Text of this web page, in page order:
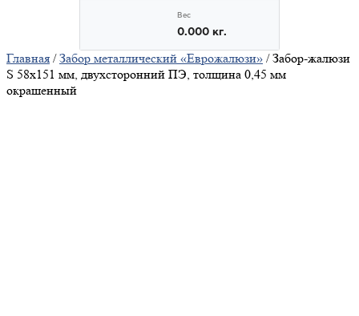
Главная /Забор металлический «Еврожалюзи» / Забор-жалюзи
S 58х151 мм, двухсторонний ПЭ, толщина 0,45 мм
окрашенный